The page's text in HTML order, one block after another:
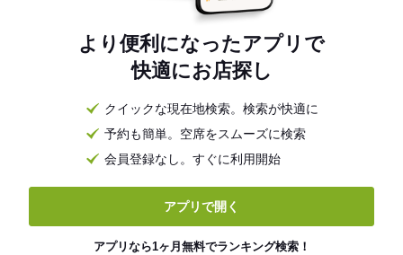
より便利になったアプリで
快適にお店探し
クイックな現在地検索。検索が快適に
予約も簡単。空席をスムーズに検索
会員登録なし。すぐに利用開始
アプリで開く
アプリなら1ヶ月無料でランキング検索！